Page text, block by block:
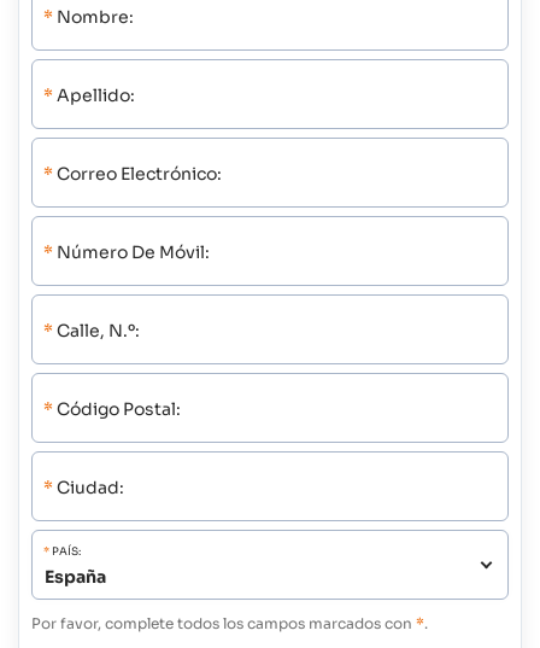
* Nombre:
* Apellido:
* Correo Electrónico:
* Número De Móvil:
* Calle, N.º:
* Código Postal:
* Ciudad:
* PAÍS:
Por favor, complete todos los campos marcados con *.